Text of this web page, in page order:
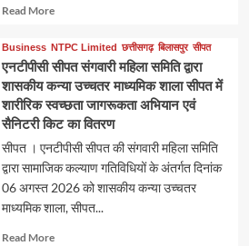
Read MoreRead
about
Business NTPC Limited छत्तीसगढ़ बिलासपुर सीपत
एनटीपीसी सीपत संगवारी महिला समिति द्वारा
शासकीय कन्या उच्चतर माध्यमिक शाला सीपत में
शारीरिक स्वच्छता जागरूकता अभियान एवं
सैनिटरी किट का वितरण
सीपत । एनटीपीसी सीपत की संगवारी महिला समिति
द्वारा सामाजिक कल्याण गतिविधियों के अंतर्गत दिनांक
06 अगस्त 2026 को शासकीय कन्या उच्चतर
माध्यमिक शाला, सीपत...
Read MoreRead